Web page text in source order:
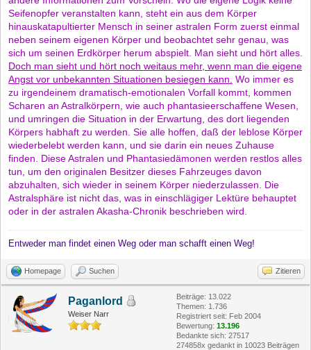
Seifenopfer veranstalten kann, steht ein aus dem Körper
hinauskatapultierter Mensch in seiner astralen Form zuerst einmal
neben seinem eigenen Körper und beobachtet sehr genau, was
sich um seinen Erdkörper herum abspielt. Man sieht und hört alles.
Doch man sieht und hört noch weitaus mehr, wenn man die eigene
Angst vor unbekannten Situationen besiegen kann. Wo immer es
zu irgendeinem dramatisch-emotionalen Vorfall kommt, kommen
Scharen an Astralkörpern, wie auch phantasieerschaffene Wesen,
und umringen die Situation in der Erwartung, des dort liegenden
Körpers habhaft zu werden. Sie alle hoffen, daß der leblose Körper
wiederbelebt werden kann, und sie darin ein neues Zuhause
finden. Diese Astralen und Phantasiedämonen werden restlos alles
tun, um den originalen Besitzer dieses Fahrzeuges davon
abzuhalten, sich wieder in seinem Körper niederzulassen. Die
Astralsphäre ist nicht das, was in einschlägiger Lektüre behauptet
oder in der astralen Akasha-Chronik beschrieben wird.
Entweder man findet einen Weg oder man schafft einen Weg!
Homepage Suchen Zitieren
Paganlord
Weiser Narr
Beiträge: 13.022
Themen: 1.736
Registriert seit: Feb 2004
Bewertung: 13.196
Bedankte sich: 27517
274858x gedankt in 10023 Beiträgen